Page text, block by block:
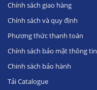
Chính sách giao hàng
Chính sách và quy định
Phương thức thanh toán
Chính sách bảo mật thông tin
Chinh sách bảo hành
Tải Catalogue